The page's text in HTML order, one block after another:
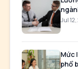
Jul
Mức
phổ